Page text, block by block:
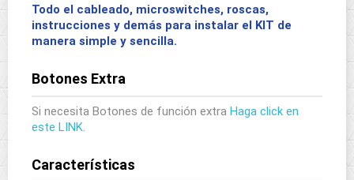
Todo el cableado, microswitches, roscas,
instrucciones y demás para instalar el KIT de
manera simple y sencilla.
Botones Extra
Si necesita Botones de función extra Haga click en
este LINK.
Características